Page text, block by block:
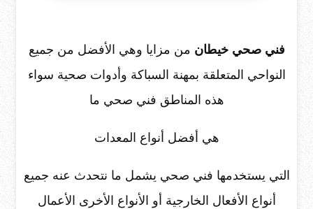
فني صحي خيطان من مزايا وهي الأفضل من جميع
النواحي المتعلقة بمهنة السباكة وأدوات صحية سواء
هذه المناطق فني صحي ما
هي أفضل أنواع المعدات
التي يستخدمها فني صحي يشمل ما نتحدث عنه جميع
أنواع الأفعال الخارجية أو الأنواع الأخرى الأعمال